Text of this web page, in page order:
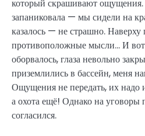
который скрашивают ощущения.
запаниковала — мы сидели на
казалось — не страшно.
противоположные мысли… И
оборвалось, глаза невольно
приземлились в бассейн, меня
Ощущения не передать, их надо
а охота ещё! Однако на уговоры
согласился.